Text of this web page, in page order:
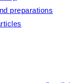
preparations